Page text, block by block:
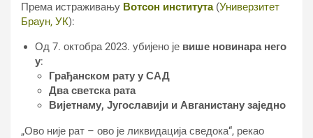
Према истраживању Вотсон института(Универзитет
Браун, УК):
Од 7. октобра 2023. убијено је више новинара него
у:
Грађанском рату у САД
Два светска рата
Вијетнаму, Југославији и Авганистану заједно
„Ово није рат – ово је ликвидација сведока“, рекао